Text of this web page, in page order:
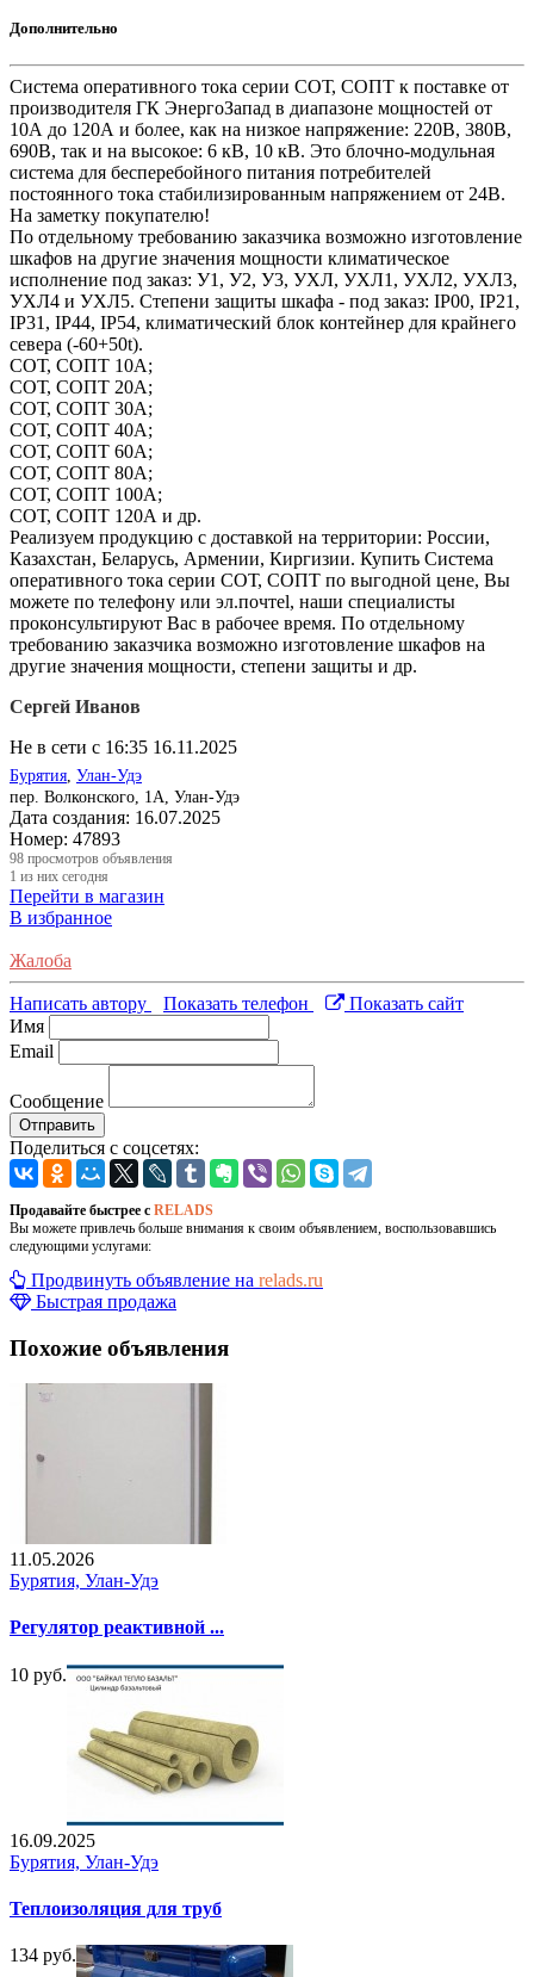
Дополнительно
Система оперативного тока серии СОТ, СОПТ к поставке от
производителя ГК ЭнергоЗапад в диапазоне мощностей от
10А до 120А и более, как на низкое напряжение: 220В, 380В,
690В, так и на высокое: 6 кВ, 10 кВ. Это блочно-модульная
система для бесперебойного питания потребителей
постоянного тока стабилизированным напряжением от 24В.
На заметку покупателю!
По отдельному требованию заказчика возможно изготовление
шкафов на другие значения мощности климатическое
исполнение под заказ: У1, У2, У3, УХЛ, УХЛ1, УХЛ2, УХЛ3,
УХЛ4 и УХЛ5. Степени защиты шкафа - под заказ: IP00, IP21,
IP31, IP44, IP54, климатический блок контейнер для крайнего
севера (-60+50t).
СОТ, СОПТ 10А;
СОТ, СОПТ 20А;
СОТ, СОПТ 30А;
СОТ, СОПТ 40А;
СОТ, СОПТ 60А;
СОТ, СОПТ 80А;
СОТ, СОПТ 100А;
СОТ, СОПТ 120А и др.
Реализуем продукцию с доставкой на территории: России,
Казахстан, Беларусь, Армении, Киргизии. Купить Система
оперативного тока серии СОТ, СОПТ по выгодной цене, Вы
можете по телефону или эл.почтеl, наши специалисты
проконсультируют Вас в рабочее время. По отдельному
требованию заказчика возможно изготовление шкафов на
другие значения мощности, степени защиты и др.
Сергей Иванов
Не в сети с 16:35 16.11.2025
Бурятия Улан-Удэ
пер. Волконского, 1А, Улан-Удэ
Дата создания: 16.07.2025
Номер: 47893
98 просмотров объявления
1 из них сегодня
Перейти в магазин
В избранное
Жалоба
Написать автору Показать телефон
Показать сайт
Имя
Email
Сообщение
Отправить
Поделиться с соцсетях:
Продавайте быстрее с RELADS
Вы можете привлечь больше внимания к своим объявлением, воспользовавшись
следующими услугами:
Продвинуть объявление на relads.ru
Быстрая продажа
Похожие объявления
11.05.2026
Бурятия, Улан-Удэ
Регулятор реактивной ...
10 руб.
16.09.2025
Бурятия, Улан-Удэ
Теплоизоляция для труб
134 руб.